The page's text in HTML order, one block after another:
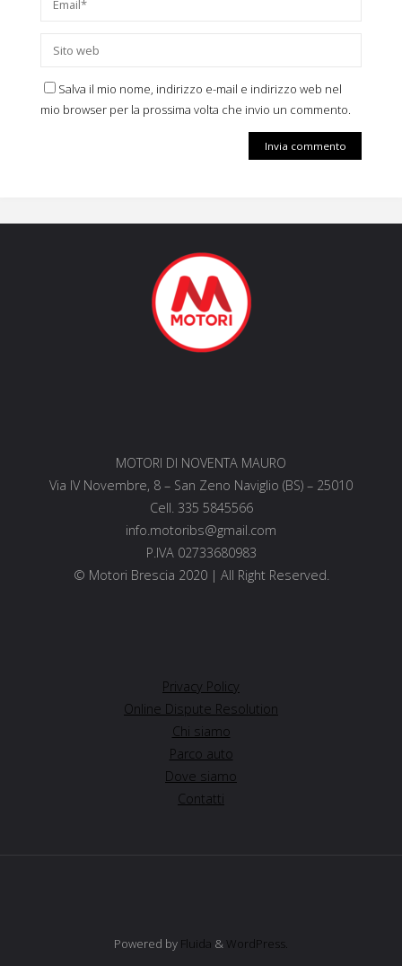
Salva il mio nome, indirizzo e-mail e indirizzo web nel
mio browser per la prossima volta che invio un commento.
MOTORI DI NOVENTA MAURO
Via IV Novembre, 8 – San Zeno Naviglio (BS) – 25010
Cell. 335 5845566
info.motoribs@gmail.com
P.IVA 02733680983
© Motori Brescia 2020 | All Right Reserved.
Privacy Policy
Online Dispute Resolution
Chi siamo
Parco auto
Dove siamo
Contatti
Powered by Fluida & WordPress.